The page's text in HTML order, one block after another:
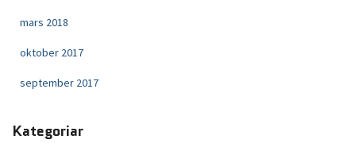
mars 2018
oktober 2017
september 2017
Kategoriar